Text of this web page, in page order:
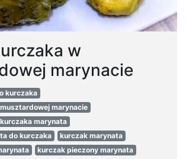
w
marynacie
kurczaka
marynacie
marynata
do kurczaka
kurczak marynata
kurczak pieczony marynata